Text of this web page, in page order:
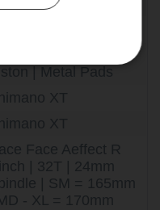
Elite Pro Lock On
| Metal Pads
XT
Face Aeffect R
| 32T | 24mm
| SM = 165mm
MD - XL = 170mm